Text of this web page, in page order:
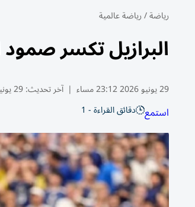
رياضة/رياضة عالمية
البرازيل تكسر صمود
29 يونيو 2026 23:12 مساء | آخر تحديث:29 يونيو 23:30 2026
استمع دقائق القراءة - 1